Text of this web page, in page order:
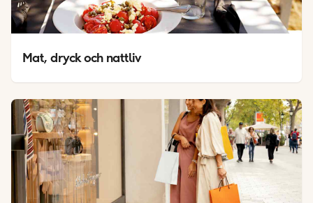
Mat, dryck och nattliv